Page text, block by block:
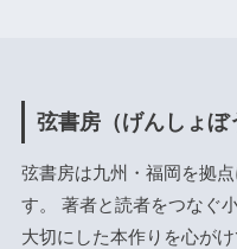
弦書房（げんしょぼ
弦書房は九州・福岡を拠
す。 著者と読者をつなぐ
大切にした本作りを心がけ